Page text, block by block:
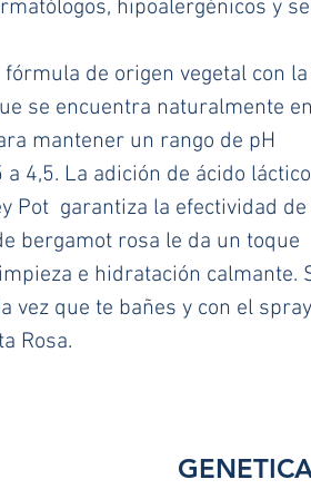
hipoalergénicos y
fórmula de origen vegetal con
se encuentra naturalmente
mantener un rango de pH
4,5. La adición de ácido
Pot  garantiza la efectividad de
bergamot rosa le da un toque
e hidratación calmante.
vez que te bañes y con el
Rosa.